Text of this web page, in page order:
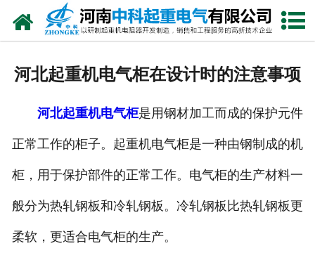
网站首页
公司风采
河北起重机电气柜在设计时的注意事项
河北起重机电气柜是用钢材加工而成的保护元件
正常工作的柜子。起重机电气柜是一种由钢制成的机
柜，用于保护部件的正常工作。电气柜的生产材料一
般分为热轧钢板和冷轧钢板。冷轧钢板比热轧钢板更
柔软，更适合电气柜的生产。